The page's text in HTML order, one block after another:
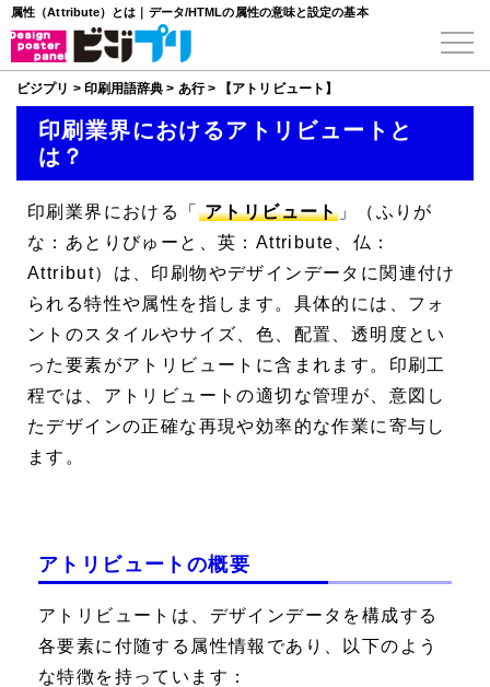
属性（Attribute）とは｜データ/HTMLの属性の意味と設定の基本
ビジプリ > 印刷用語辞典 > あ行> 【アトリビュート】
印刷業界におけるアトリビュートと
は？
印刷業界における「 アトリビュート」（ふりが
な：あとりびゅーと、英：Attribute、仏：
Attribut）は、印刷物やデザインデータに関連付け
られる特性や属性を指します。具体的には、フォ
ントのスタイルやサイズ、色、配置、透明度とい
った要素がアトリビュートに含まれます。印刷工
程では、アトリビュートの適切な管理が、意図し
たデザインの正確な再現や効率的な作業に寄与し
ます。
アトリビュートの概要
アトリビュートは、デザインデータを構成する
各要素に付随する属性情報であり、以下のよう
な特徴を持っています：